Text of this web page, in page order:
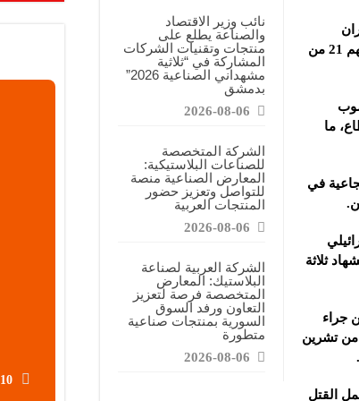
ودعم الصناعات البلاستيكية السورية
تساهم في دعم الصناعة السورية وتعزيز حضور المنتجات المحلية
نائب وزير الاقتصاد
والصناعة يطلع على
منتجات وتقنيات الشركات
المشاركة في “ثلاثية
مشهداني الصناعية 2026”
بدمشق
2026-08-06
الشركة المتخصصة
للصناعات البلاستيكية:
المعارض الصناعية منصة
للتواصل وتعزيز حضور
المنتجات العربية
2026-08-06
الشركة العربية لصناعة
البلاستيك: المعارض
المتخصصة فرصة لتعزيز
التعاون ورفد السوق
السورية بمنتجات صناعية
متطورة
2026-08-06
، في مناطق متفرقة من قطاع غزة، بينهم 21 من
ما
في
ثلاثة
جراء
من تشرين
القتل
10 %